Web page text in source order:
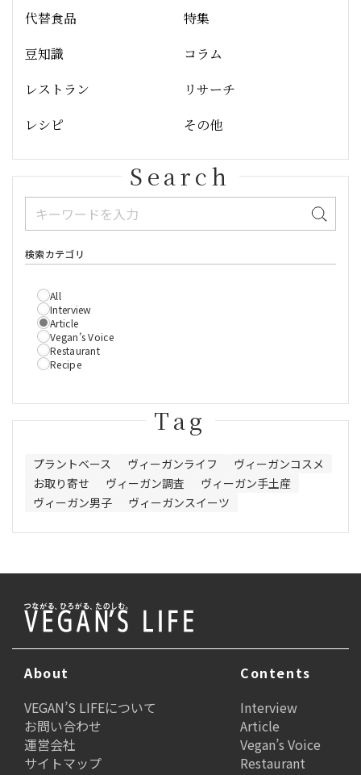
代替食品
特集
豆知識
コラム
レストラン
リサーチ
レシピ
その他
Search
検索カテゴリ
All
Interview
Article
Vegan’s Voice
Restaurant
Recipe
Tag
プラントベース ヴィーガンライフ
ヴィーガンコスメ
お取り寄せ
ヴィーガン調査
ヴィーガン手土産
ヴィーガン男子
ヴィーガンスイーツ
About
VEGAN’S LIFEについて
お問い合わせ
運営会社
サイトマップ
Contents
Interview
Article
Vegan’s Voice
Restaurant